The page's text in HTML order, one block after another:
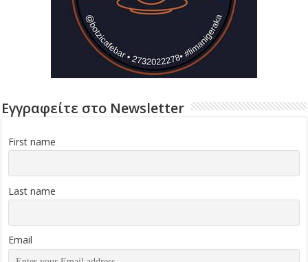
Εγγραφείτε στο Newsletter
First name
Last name
Email